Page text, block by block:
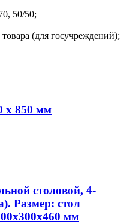
50/50;
(для госучреждений);
х 850 мм
столовой, 4-
Размер: стол
мм